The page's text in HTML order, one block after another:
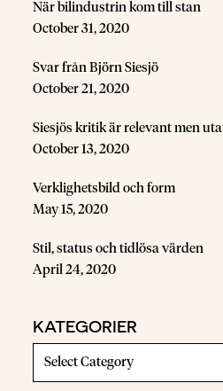
När bilindustrin kom till stan
October 31, 2020
Svar från Björn Siesjö
October 21, 2020
Siesjös kritik är relevant men
October 13, 2020
Verklighetsbild och form
May 15, 2020
Stil, status och tidlösa värden
April 24, 2020
KATEGORIER